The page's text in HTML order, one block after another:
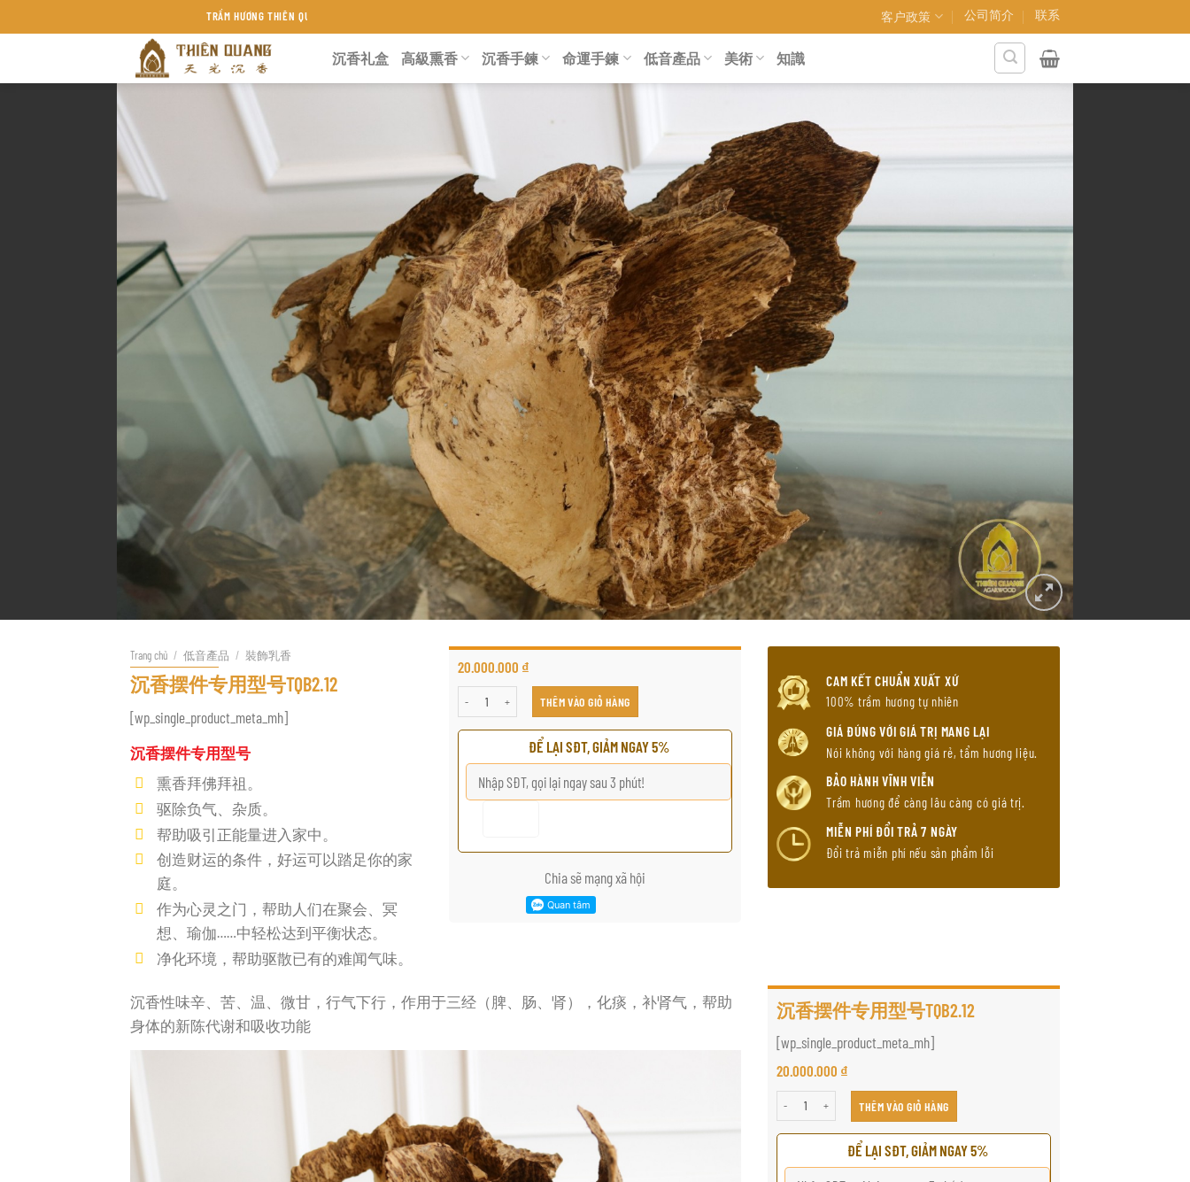
đến
dung
TRẦM HƯƠNG THIÊN QUANG KHÁNH HÒA 客户政策 公司简介 联系
沉香礼盒 高級熏香 沉香手鍊 命運手鍊 低音產品 美術 知識
Trang chủ / 低音產品 / 裝飾乳香
沉香摆件专用型号TQB2.12
[wp_single_product_meta_mh]
沉香摆件专用型号
熏香拜佛拜祖。
驱除负气、杂质。
帮助吸引正能量进入家中。
创造财运的条件，好运可以踏足你的家
庭。
作为心灵之门，帮助人们在聚会、冥
想、瑜伽……中轻松达到平衡状态。
净化环境，帮助驱散已有的难闻气味。
20.000.000 ₫
沉香摆件专用型号TQB2.12 số lượng
THÊM VÀO GIỎ HÀNG
ĐỂ LẠI SĐT, GIẢM NGAY 5%
Chia sẽ mạng xã hội
CAM KẾT CHUẨN XUẤT XỨ
100% trầm hương tự nhiên
GIÁ ĐÚNG VỚI GIÁ TRỊ MANG LẠI
Nói không với hàng giá rẻ, tẩm hương liệu.
BẢO HÀNH VĨNH VIỄN
Trầm hương để càng lâu càng có giá trị.
MIỄN PHÍ ĐỔI TRẢ 7 NGÀY
Đổi trả miễn phí nếu sản phẩm lỗi
沉香性味辛、苦、温、微甘，行气下行，作用于三经（脾、肠、肾），化痰，补肾气，帮助
身体的新陈代谢和吸收功能
沉香摆件专用型号TQB2.12
[wp_single_product_meta_mh]
20.000.000 ₫
沉香摆件专用型号TQB2.12 số lượng
THÊM VÀO GIỎ HÀNG
ĐỂ LẠI SĐT, GIẢM NGAY 5%